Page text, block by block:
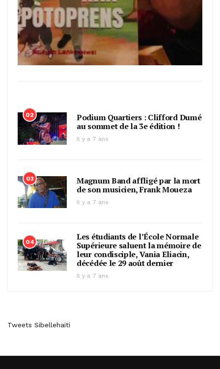
02
Podium Quartiers : Clifford Dumé
au sommet de la 3e édition !
Il y a 7 ans
03
Magnum Band affligé par la mort
de son musicien, Frank Moueza
Il y a 7 ans
04
Les étudiants de l’École Normale
Supérieure saluent la mémoire de
leur condisciple, Vania Eliacin,
décédée le 29 août dernier
Il y a 7 ans
Tweets Sibellehaiti